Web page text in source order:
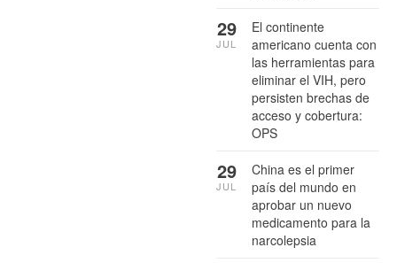
El continente
americano cuenta con
las herramientas para
eliminar el VIH, pero
persisten brechas de
acceso y cobertura:
OPS
29
JUL
China es el primer
país del mundo en
aprobar un nuevo
medicamento para la
narcolepsia
29
JUL